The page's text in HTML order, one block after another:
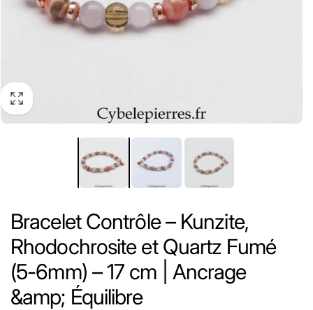
Bracelet Contrôle – Kunzite,
Rhodochrosite et Quartz Fumé
(5-6mm) – 17 cm | Ancrage
&amp; Équilibre